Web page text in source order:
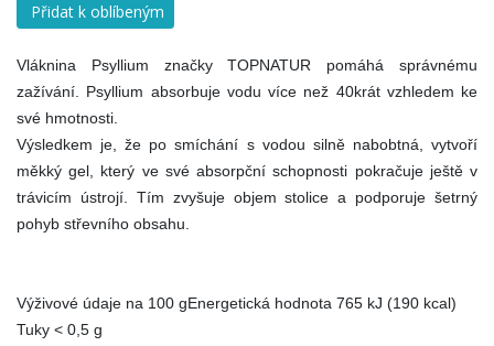
Přidat k oblíbeným
Vláknina Psyllium značky TOPNATUR pomáhá správnému
zažívání. Psyllium absorbuje vodu více než 40krát vzhledem ke
své hmotnosti.
Výsledkem je, že po smíchání s vodou silně nabobtná, vytvoří
měkký gel, který ve své absorpční schopnosti pokračuje ještě v
trávicím ústrojí. Tím zvyšuje objem stolice a podporuje šetrný
pohyb střevního obsahu.
Výživové údaje na 100 gEnergetická hodnota 765 kJ (190 kcal)
Tuky ˂ 0,5 g